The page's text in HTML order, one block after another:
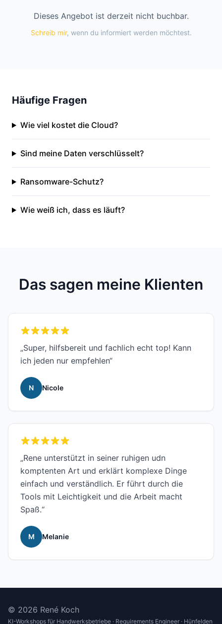
Dieses Angebot ist derzeit nicht buchbar.
Schreib mir, wenn du informiert werden möchtest.
Häufige Fragen
Wie viel kostet die Cloud?
Sind meine Daten verschlüsselt?
Ransomware-Schutz?
Wie weiß ich, dass es läuft?
Das sagen meine Klienten
„Super, hilfsbereit und fachlich echt top! Kann
ich jeden nur empfehlen“
N Nicole
„Rene unterstützt in seiner ruhigen udn
komptenten Art und erklärt komplexe Dinge
einfach und verständlich. Er führt durch die
Tools mit Leichtigkeit und die Arbeit macht
Spaß.“
M Melanie
© 2026 René Koch
KI-Workshops für Handwerksbetriebe · Requirements Engineer · Hünfelden